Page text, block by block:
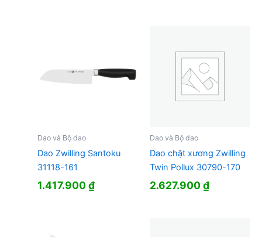
Dao và Bộ dao
Dao Zwilling Santoku
31118-161
1.417.900₫
Dao và Bộ dao
Dao chặt xương Zwilling
Twin Pollux 30790-170
2.627.900₫